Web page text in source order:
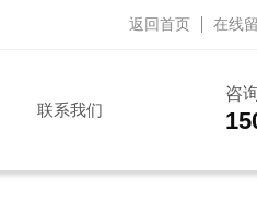
返回首页 在线
咨
联系我们